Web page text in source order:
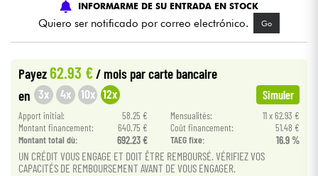
Cables & Acces.
Bundle
Ver nuestras marcas
INFORMARME DE SU ENTRADA EN STOCK
Quiero ser notificado por correo electrónico. Go
Payez62.93 € / mois par carte bancaire
en 3x 4x 10x 12x Simuler
Apport initial: 58.25 € Mensualités:
11 x 62.93 €
Montant financement:
640.75 € Coût financement:
51.48 €
Montant total dù:
692.23 € TAEG fixe: 16.9 %
UN CRÉDIT VOUS ENGAGE ET DOIT ÊTRE REMBOURSÉ. VÉRIFIEZ VOS
CAPACITÉS DE REMBOURSEMENT AVANT DE VOUS ENGAGER.